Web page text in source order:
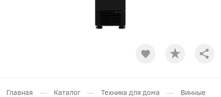
Главная — Каталог — Техника для дома —
Винные